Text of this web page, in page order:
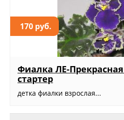
170 руб.
Фиалка ЛЕ-
стартер
детка фиалки взрослая...